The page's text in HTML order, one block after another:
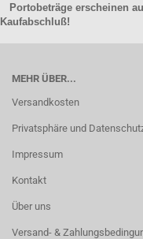
Portobeträge erscheinen
Kaufabschluß!
MEHR ÜBER...
Versandkosten
Privatsphäre und
Impressum
Kontakt
Über uns
Versand- &